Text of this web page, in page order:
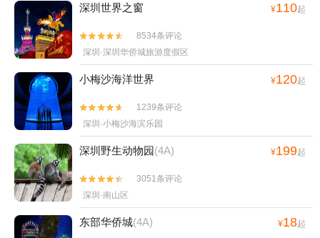
深圳世界之窗 ¥110起


8534条评论
深圳·深圳华侨城旅游度假区
小梅沙海洋世界 ¥120起


1239条评论
深圳·小梅沙海滨乐园
深圳野生动物园(4A) ¥199起


3051条评论
深圳·南山区
东部华侨城(4A) ¥18起